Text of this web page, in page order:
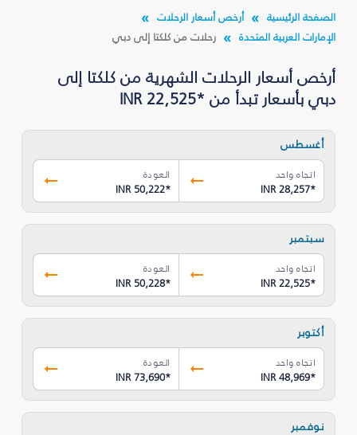
الصفحة الرئيسية
أرخص أسعار الرحلات
الإمارات العربية المتحدة
رحلات من كلكتا إلى دبي
أرخص أسعار الرحلات الشهرية من كلكتا إلى
دبي بأسعار تبدأ من *INR 22,525
أغسطس
اتجاه واحد
INR 28,257*
العودة
INR 50,222*
سبتمبر
اتجاه واحد
INR 22,525*
العودة
INR 50,228*
أكتوبر
اتجاه واحد
INR 48,969*
العودة
INR 73,690*
نوفمبر